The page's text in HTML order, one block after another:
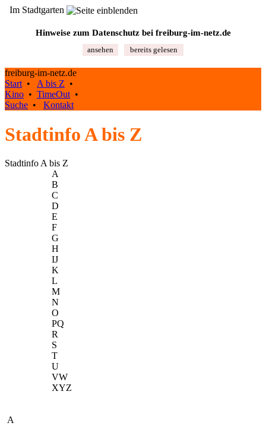
Im Stadtgarten
Hinweise zum Datenschutz bei freiburg‑im‑netz.de
ansehen bereits gelesen
freiburg-im-netz.de
Start • A bis Z •
Kino • TimeOut •
Suche • Kontakt
Stadtinfo A bis Z
Stadtinfo A bis Z
A
B
C
D
E
F
G
H
IJ
K
L
M
N
O
PQ
R
S
T
U
VW
XYZ
A